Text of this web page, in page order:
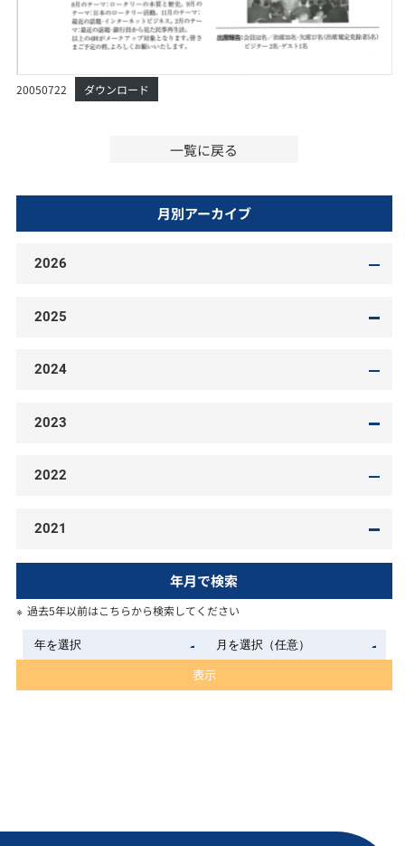
20050722 ダウンロード
一覧に戻る
月別アーカイブ
2026
2025
2024
2023
2022
2021
年月で検索
過去5年以前はこちらから検索してください
表示